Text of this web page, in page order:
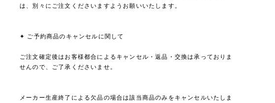
は、別々にご注文くださいますようお願いいたします。
✦ ご予約商品のキャンセルに関して
ご注文確定後はお客様都合によるキャンセル・返品・交換は承っておりま
せんので、ご了承くださいませ。
メーカー生産終了による欠品の場合は該当商品のみをキャンセルいたしま